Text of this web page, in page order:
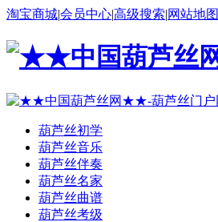
淘宝商城|会员中心|高级搜索|网站地图
葫芦丝初学
葫芦丝音乐
葫芦丝伴奏
葫芦丝名家
葫芦丝曲谱
葫芦丝考级